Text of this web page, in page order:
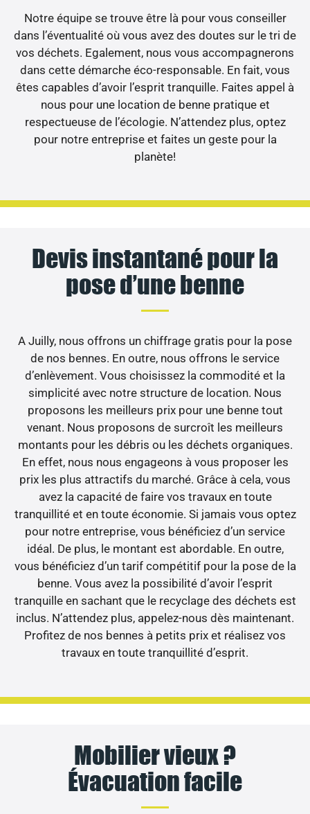
Notre équipe se trouve être là pour vous conseiller
dans l’éventualité où vous avez des doutes sur le tri de
vos déchets. Egalement, nous vous accompagnerons
dans cette démarche éco-responsable. En fait, vous
êtes capables d’avoir l’esprit tranquille. Faites appel à
nous pour une location de benne pratique et
respectueuse de l’écologie. N’attendez plus, optez
pour notre entreprise et faites un geste pour la
planète!
Devis instantané pour la
pose d’une benne
A Juilly, nous offrons un chiffrage gratis pour la pose
de nos bennes. En outre, nous offrons le service
d’enlèvement. Vous choisissez la commodité et la
simplicité avec notre structure de location. Nous
proposons les meilleurs prix pour une benne tout
venant. Nous proposons de surcroît les meilleurs
montants pour les débris ou les déchets organiques.
En effet, nous nous engageons à vous proposer les
prix les plus attractifs du marché. Grâce à cela, vous
avez la capacité de faire vos travaux en toute
tranquillité et en toute économie. Si jamais vous optez
pour notre entreprise, vous bénéficiez d’un service
idéal. De plus, le montant est abordable. En outre,
vous bénéficiez d’un tarif compétitif pour la pose de la
benne. Vous avez la possibilité d’avoir l’esprit
tranquille en sachant que le recyclage des déchets est
inclus. N’attendez plus, appelez-nous dès maintenant.
Profitez de nos bennes à petits prix et réalisez vos
travaux en toute tranquillité d’esprit.
Mobilier vieux ?
Évacuation facile